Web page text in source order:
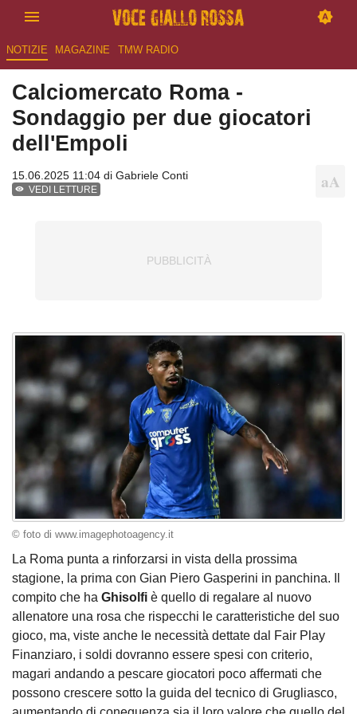
NOTIZIE MAGAZINE TMW RADIO
Calciomercato Roma -
Sondaggio per due giocatori
dell'Empoli
15.06.2025 11:04 di Gabriele Conti
VEDI LETTURE
© foto di www.imagephotoagency.it
La Roma punta a rinforzarsi in vista della prossima
stagione, la prima con Gian Piero Gasperini in panchina. Il
compito che ha Ghisolfi è quello di regalare al nuovo
allenatore una rosa che rispecchi le caratteristiche del suo
gioco, ma, viste anche le necessità dettate dal Fair Play
Finanziaro, i soldi dovranno essere spesi con criterio,
magari andando a pescare giocatori poco affermati che
possono crescere sotto la guida del tecnico di Grugliasco,